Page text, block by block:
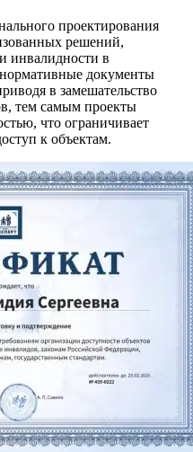
проектирования
решений,
инвалидности в
документы
в замешательство
тем самым проекты
что ограничивает
к объектам.